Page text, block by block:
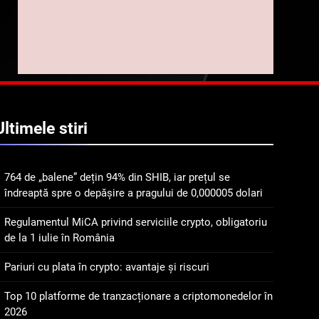
trasabilitatea cafelei
îndreaptă spre o depășire
dolari
2
Regulamentul MiCA
privind serviciile crypto,
obligatoriu de la 1 iulie în
Pariuri cu plata în crypto:
avantaje și riscuri
stiri
764 de „balene” dețin 94% din SHIB, iar prețul se
îndreaptă spre o depășire a pragului de 0,000005 dolari
Regulamentul MiCA privind serviciile crypto, obligatoriu
de la 1 iulie în România
Pariuri cu plata în crypto: avantaje și riscuri
Top 10 platforme de tranzacționare a criptomonedelor în
2026